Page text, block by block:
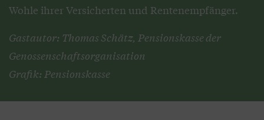
Wohle ihrer Versicherten und Rentenempfänger.
Gastautor: Thomas Schätz, Pensionskasse der
Genossenschaftsorganisation
Grafik: Pensionskasse